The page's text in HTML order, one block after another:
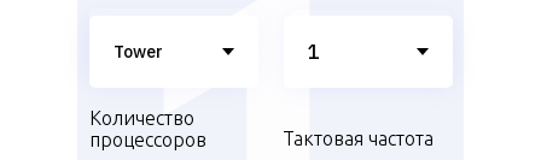
Количество
процессоров
Тактовая частота